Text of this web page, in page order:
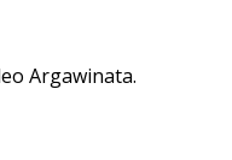
Argawinata.